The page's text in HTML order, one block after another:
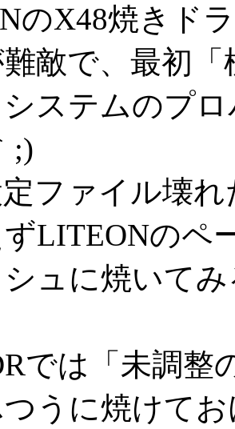
のX48焼きド
敵で、最初
ステムのプ
;)
ファイル壊
ずLITEONのペ
シュに焼いて
では「未調整
うに焼けて